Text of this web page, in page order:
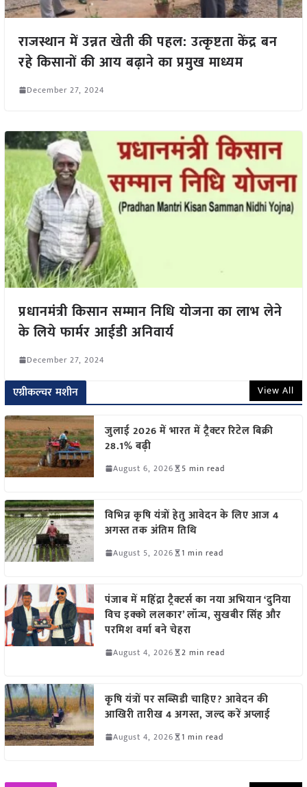
राजस्थान में उन्नत खेती की पहल: उत्कृष्टता केंद्र बन
रहे किसानों की आय बढ़ाने का प्रमुख माध्यम
December 27, 2024
प्रधानमंत्री किसान सम्मान निधि योजना का लाभ लेने
के लिये फार्मर आईडी अनिवार्य
December 27, 2024
एग्रीकल्चर मशीन View All
जुलाई 2026 में भारत में ट्रैक्टर रिटेल बिक्री
28.1% बढ़ी
August 6, 2026 5 min read
विभिन्न कृषि यंत्रों हेतु आवेदन के लिए आज 4
अगस्त तक अंतिम तिथि
August 5, 2026 1 min read
पंजाब में महिंद्रा ट्रैक्टर्स का नया अभियान ‘दुनिया
विच इक्को ललकार’ लॉन्च, सुखबीर सिंह और
परमिश वर्मा बने चेहरा
August 4, 2026 2 min read
कृषि यंत्रों पर सब्सिडी चाहिए? आवेदन की
आखिरी तारीख 4 अगस्त, जल्द करें अप्लाई
August 4, 2026 1 min read